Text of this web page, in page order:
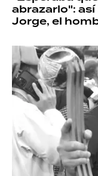
abrazarlo":
Jorge, el